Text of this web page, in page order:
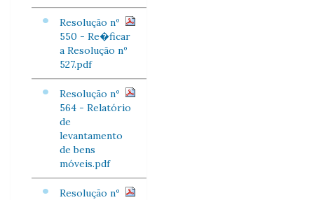
Resolução nº
550 - Re�ficar
a Resolução nº
527.pdf
Resolução nº
564 - Relatório
de
levantamento
de bens
móveis.pdf
Resolução nº